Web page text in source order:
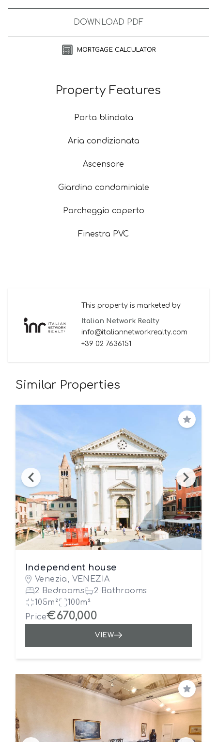
DOWNLOAD PDF
MORTGAGE CALCULATOR
Property Features
Porta blindata
Aria condizionata
Ascensore
Giardino condominiale
Parcheggio coperto
Finestra PVC
This property is marketed by
Italian Network Realty
info@italiannetworkrealty.com
+39 02 7636151
Similar Properties
Save
Independent house
Venezia, VENEZIA
2 Bedrooms
2 Bathrooms
105m²
100m²
Price€670,000
VIEW
Save